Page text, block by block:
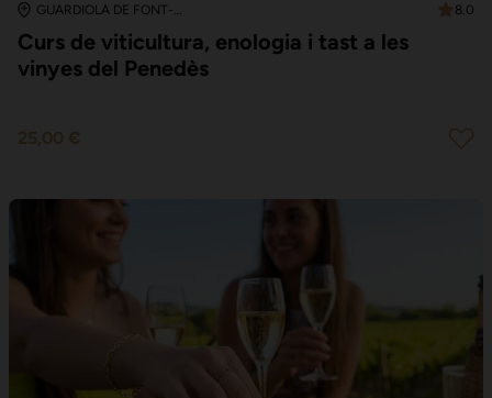
GUARDIOLA DE FONT-RUBÍ 8.0
Curs de viticultura, enologia i tast a les
vinyes del Penedès